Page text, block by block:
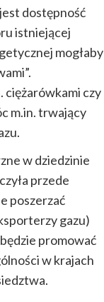
dostępność
istniejącej
mogłaby
czy
m.in. trwający
w dziedzinie
przede
poszerzać
gazu)
promować
w krajach